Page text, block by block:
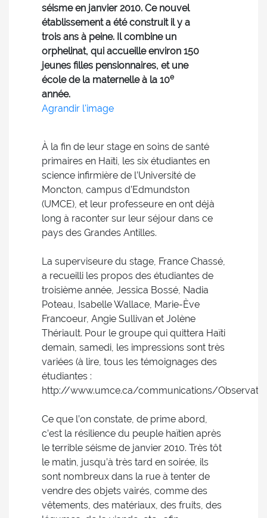
séisme en janvier 2010. Ce nouvel
établissement a été construit il y a
trois ans à peine. Il combine un
orphelinat, qui accueille environ 150
jeunes filles pensionnaires, et une
école de la maternelle à la 10e
année.
Agrandir l'image
À la fin de leur stage en soins de santé
primaires en Haïti, les six étudiantes en
science infirmière de l’Université de
Moncton, campus d’Edmundston
(UMCE), et leur professeure en ont déjà
long à raconter sur leur séjour dans ce
pays des Grandes Antilles.
La superviseure du stage, France Chassé,
a recueilli les propos des étudiantes de
troisième année, Jessica Bossé, Nadia
Poteau, Isabelle Wallace, Marie-Ève
Francoeur, Angie Sullivan et Jolène
Thériault. Pour le groupe qui quittera Haïti
demain, samedi, les impressions sont très
variées (à lire, tous les témoignages des
étudiantes :
http://www.umce.ca/communications/
Ce que l’on constate, de prime abord,
c’est la résilience du peuple haïtien après
le terrible séisme de janvier 2010. Très tôt
le matin, jusqu’à très tard en soirée, ils
sont nombreux dans la rue à tenter de
vendre des objets vairés, comme des
vêtements, des matériaux, des fruits, des